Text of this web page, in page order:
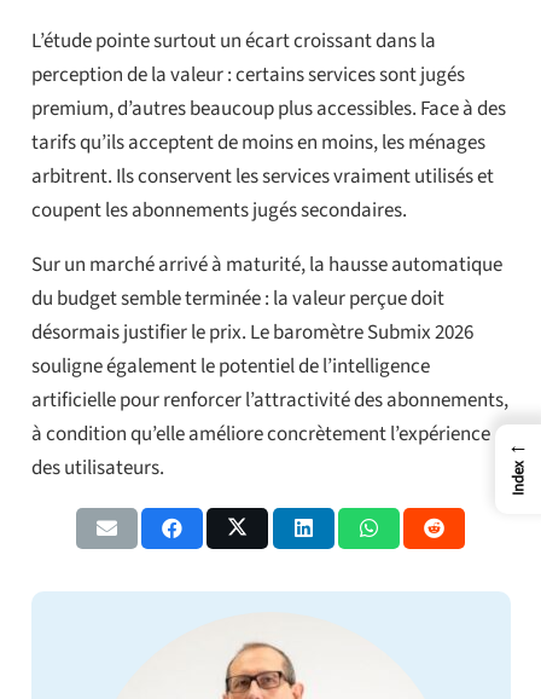
L’étude pointe surtout un écart croissant dans la
perception de la valeur : certains services sont jugés
premium, d’autres beaucoup plus accessibles. Face à des
tarifs qu’ils acceptent de moins en moins, les ménages
arbitrent. Ils conservent les services vraiment utilisés et
coupent les abonnements jugés secondaires.
Sur un marché arrivé à maturité, la hausse automatique
du budget semble terminée : la valeur perçue doit
désormais justifier le prix. Le baromètre Submix 2026
souligne également le potentiel de l’intelligence
artificielle pour renforcer l’attractivité des abonnements,
à condition qu’elle améliore concrètement l’expérience
des utilisateurs.
←
Index